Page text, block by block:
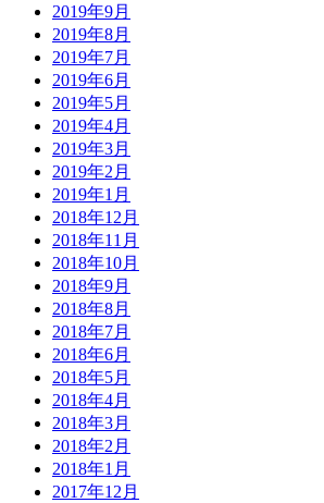
2019年9月
2019年8月
2019年7月
2019年6月
2019年5月
2019年4月
2019年3月
2019年2月
2019年1月
2018年12月
2018年11月
2018年10月
2018年9月
2018年8月
2018年7月
2018年6月
2018年5月
2018年4月
2018年3月
2018年2月
2018年1月
2017年12月